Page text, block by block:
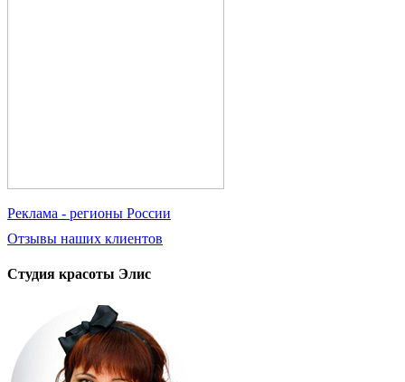
Реклама - регионы России
Отзывы наших клиентов
Студия красоты Элис